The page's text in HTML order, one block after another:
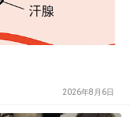
+9
2026年8月6日